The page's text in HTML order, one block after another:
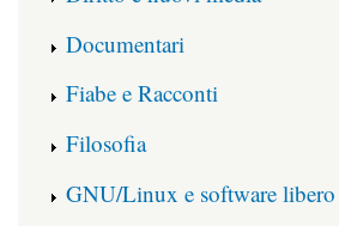
Documentari
Fiabe e Racconti
Filosofia
GNU/Linux e software libero